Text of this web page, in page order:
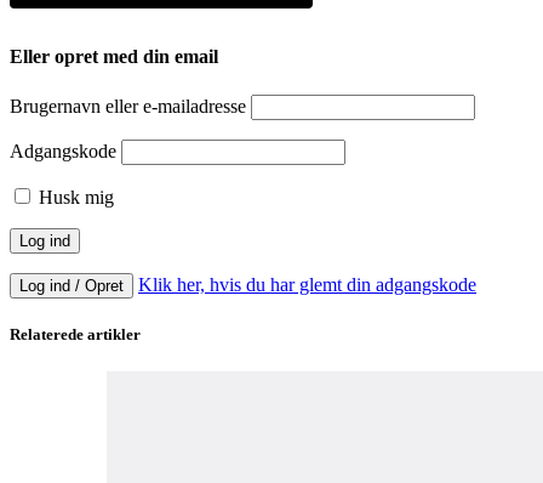
Eller opret med din email
Brugernavn eller e-mailadresse
Adgangskode
Husk mig
Log ind / Opret Klik her, hvis du har glemt din adgangskode
Relaterede artikler